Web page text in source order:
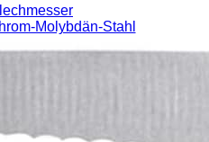
Molybdän-Stahl